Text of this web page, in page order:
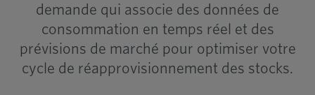
demande qui associe des données de
consommation en temps réel et des
prévisions de marché pour optimiser votre
cycle de réapprovisionnement des stocks.